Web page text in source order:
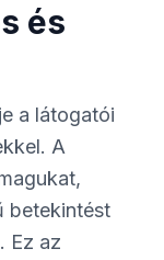
és
a látogatói
A
betekintést
Ez az